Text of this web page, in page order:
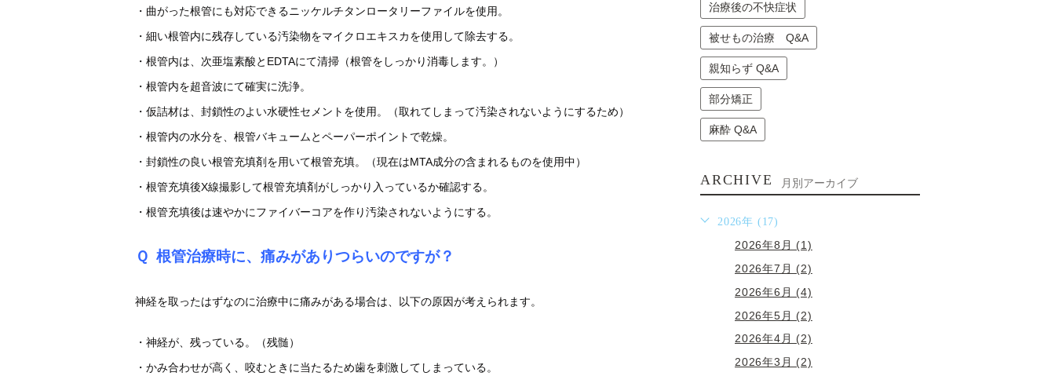
・曲がった根管にも対応できるニッケルチタンロータリーファイルを使用。
・細い根管内に残存している汚染物をマイクロエキスカを使用して除去する。
・根管内は、次亜塩素酸とEDTAにて清掃（根管をしっかり消毒します。）
・根管内を超音波にて確実に洗浄。
・仮詰材は、封鎖性のよい水硬性セメントを使用。（取れてしまって汚染されないようにするため）
・根管内の水分を、根管バキュームとペーパーポイントで乾燥。
・封鎖性の良い根管充填剤を用いて根管充填。（現在はMTA成分の含まれるものを使用中）
・根管充填後X線撮影して根管充填剤がしっかり入っているか確認する。
・根管充填後は速やかにファイバーコアを作り汚染されないようにする。
Ｑ 根管治療時に、痛みがありつらいのですが？
神経を取ったはずなのに治療中に痛みがある場合は、以下の原因が考えられます。
・神経が、残っている。（残髄）
・かみ合わせが高く、咬むときに当たるため歯を刺激してしまっている。
治療後の不快症状
被せもの治療 Q&A
親知らず Q&A
部分矯正
麻酔 Q&A
ARCHIVE 月別アーカイブ
2026年 (17)
2026年8月 (1)
2026年7月 (2)
2026年6月 (4)
2026年5月 (2)
2026年4月 (2)
2026年3月 (2)